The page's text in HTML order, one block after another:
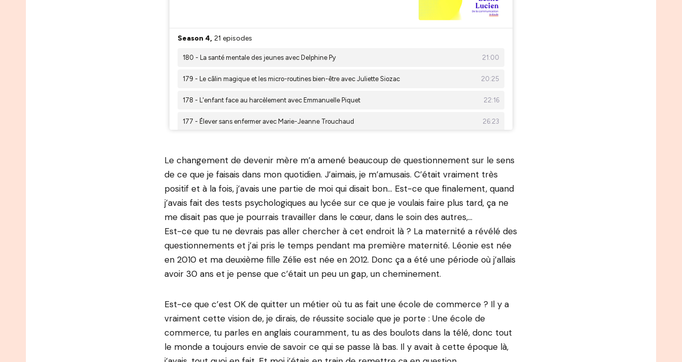
Le changement de devenir mère m’a amené beaucoup de questionnement sur le sens
de ce que je faisais dans mon quotidien. J’aimais, je m’amusais. C’était vraiment très
positif et à la fois, j’avais une partie de moi qui disait bon… Est-ce que finalement, quand
j’avais fait des tests psychologiques au lycée sur ce que je voulais faire plus tard, ça ne
me disait pas que je pourrais travailler dans le cœur, dans le soin des autres,…
Est-ce que tu ne devrais pas aller chercher à cet endroit là ? La maternité a révélé des
questionnements et j’ai pris le temps pendant ma première maternité. Léonie est née
en 2010 et ma deuxième fille Zélie est née en 2012. Donc ça a été une période où j’allais
avoir 30 ans et je pense que c’était un peu un gap, un cheminement.
Est-ce que c’est OK de quitter un métier où tu as fait une école de commerce ? Il y a
vraiment cette vision de, je dirais, de réussite sociale que je porte : Une école de
commerce, tu parles en anglais couramment, tu as des boulots dans la télé, donc tout
le monde a toujours envie de savoir ce qui se passe là bas. Il y avait à cette époque là,